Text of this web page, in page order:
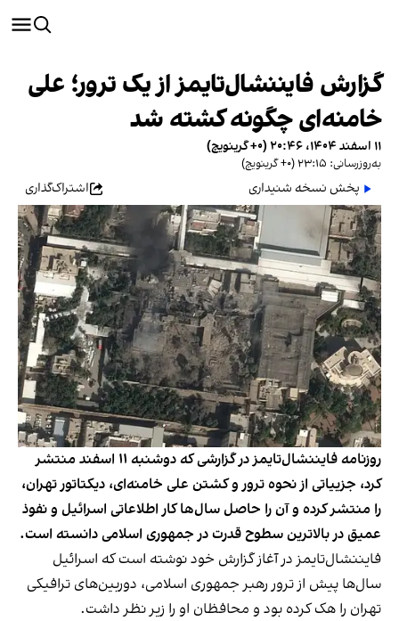
گزارش فایننشال‌تایمز از یک ترور؛ علی
خامنه‌ای چگونه کشته شد
۱۱ اسفند ۱۴۰۴، ۲۰:۴۶ (‎+۰ گرینویچ)
به‌روزرسانی: ۲۳:۱۵ (‎+۰ گرینویچ)
پخش نسخه شنیداری اشتراک‌گذاری
روزنامه فایننشال‌تایمز در گزارشی که دوشنبه ۱۱ اسفند منتشر
کرد، جزییاتی از نحوه ترور و کشتن علی خامنه‌ای، دیکتاتور تهران،
را منتشر کرده و آن را حاصل سال‌ها کار اطلاعاتی اسرائیل و نفوذ
عمیق در بالاترین سطوح قدرت در جمهوری اسلامی دانسته است.
فایننشال‌تایمز در آغاز گزارش خود نوشته است که اسرائیل
سال‌ها پیش از ترور رهبر جمهوری اسلامی، دوربین‌های ترافیکی
تهران را هک کرده بود و محافظان او را زیر نظر داشت.